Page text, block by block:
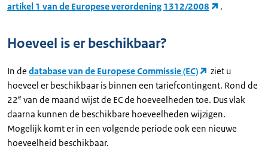
artikel 1 van de Europese verordening 1312/2008
.
Hoeveel is er beschikbaar?
In de database van de Europese Commissie (EC)
ziet u
hoeveel er beschikbaar is binnen een tariefcontingent. Rond de
22e van de maand wijst de EC de hoeveelheden toe. Dus vlak
daarna kunnen de beschikbare hoeveelheden wijzigen.
Mogelijk komt er in een volgende periode ook een nieuwe
hoeveelheid beschikbaar.